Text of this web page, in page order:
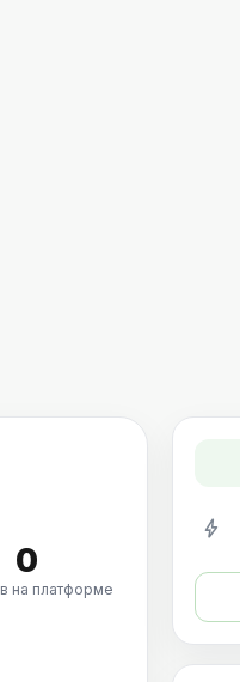
0
на платформе
bolt